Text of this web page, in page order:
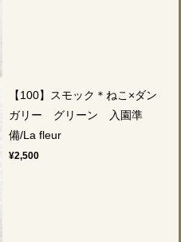
【100】スモック＊ねこ×ダン
ガリー グリーン 入園準
備/La fleur
¥2,500